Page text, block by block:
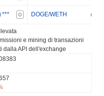
*** D DOGE/WETH
e mining di transazioni
dalla API dell'exchange